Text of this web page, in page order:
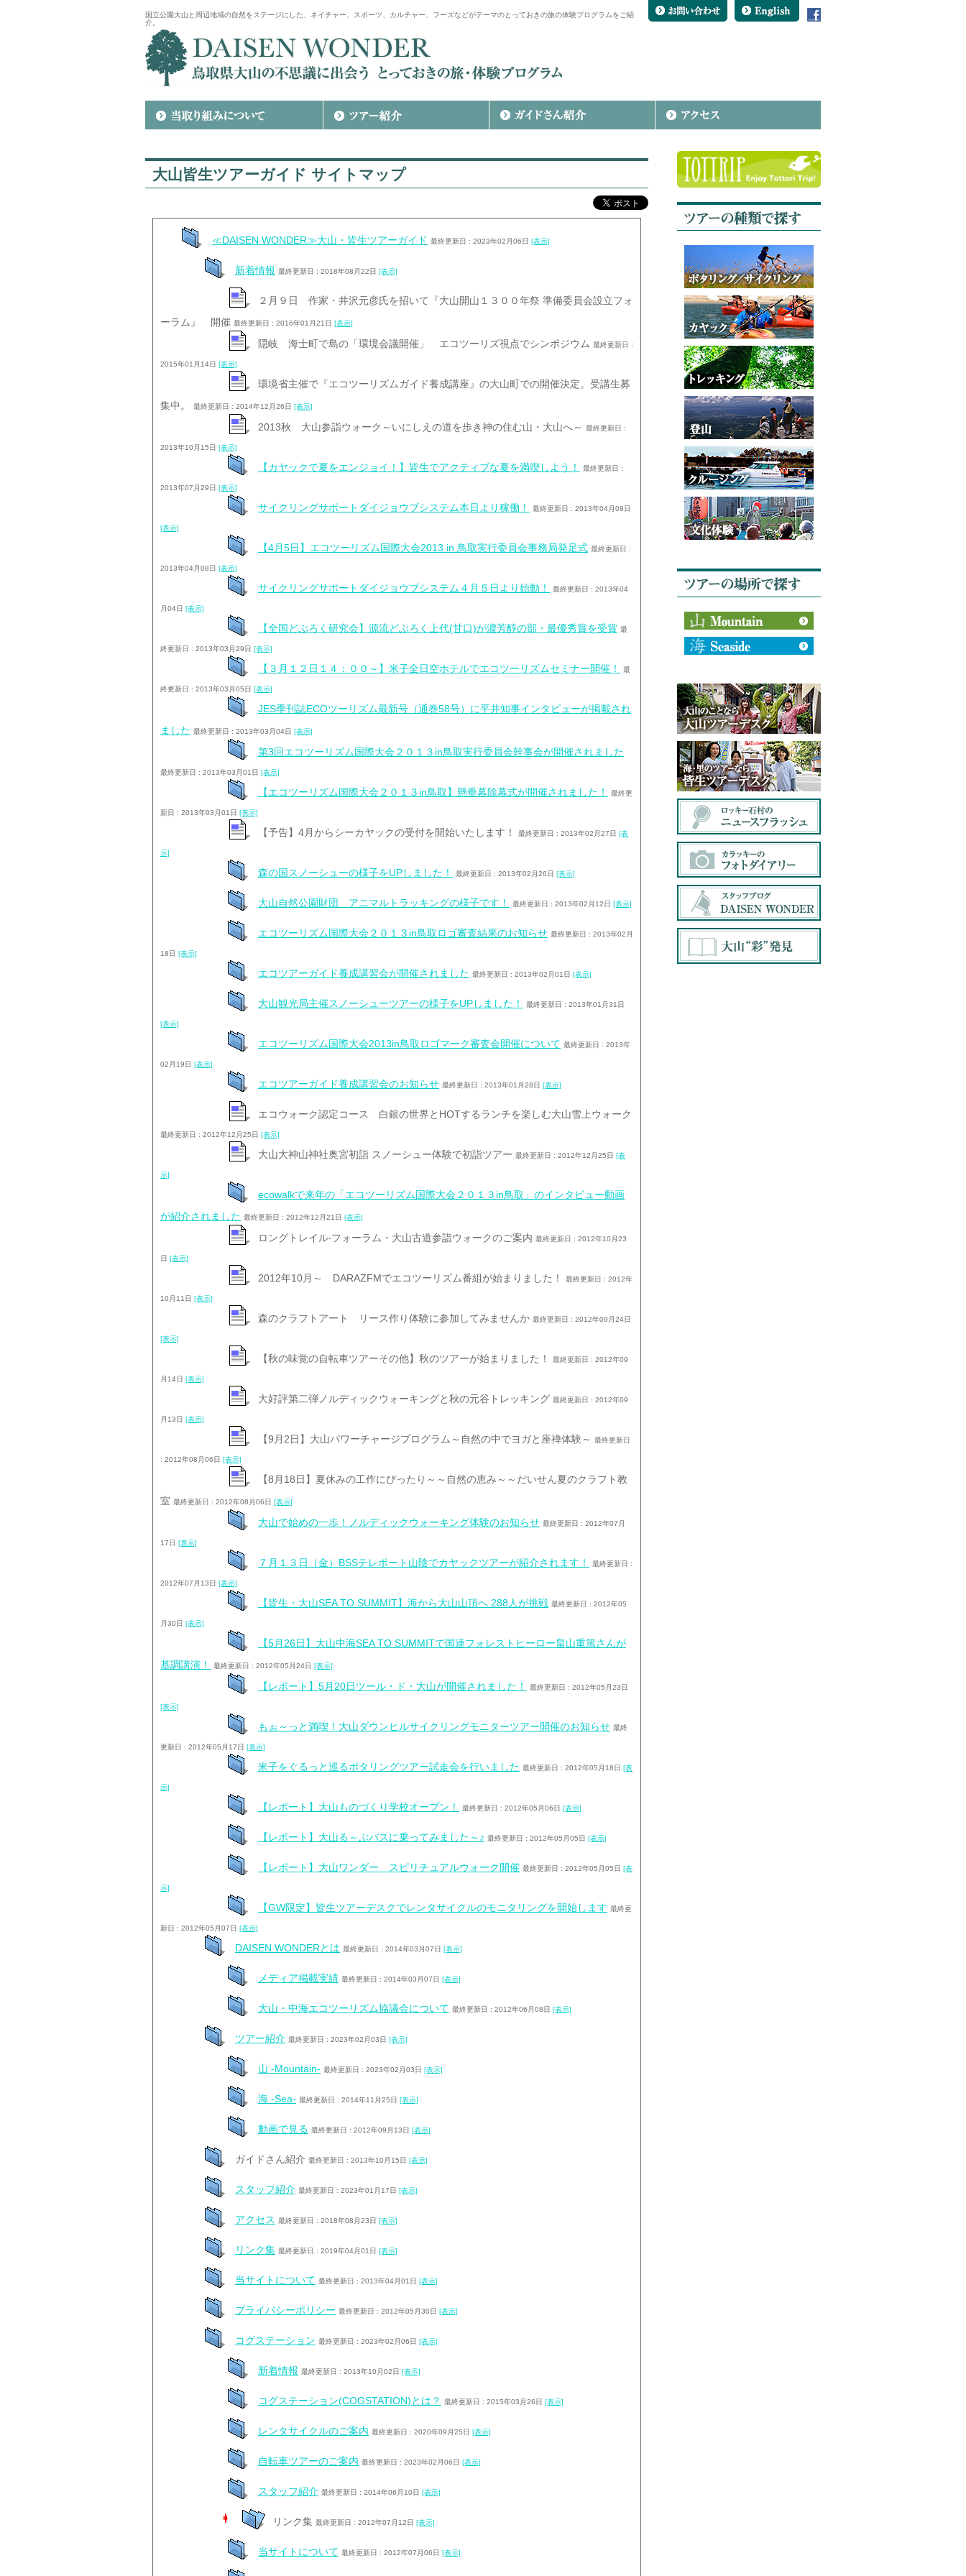
国立公園大山と周辺地域の自然をステージにした、ネイチャー、スポーツ、カルチャー、フーズなどがテーマのとっておきの旅の体験プログラムをご紹
介。
大山皆生ツアーガイド サイトマップ
≪DAISEN WONDER≫大山・皆生ツアーガイド 最終更新日 : 2023年02月06日 [表示]
新着情報 最終更新日 : 2018年08月22日 [表示]
２月９日 作家・井沢元彦氏を招いて『大山開山１３００年祭 準備委員会設立フォ
ーラム』 開催 最終更新日 : 2016年01月21日 [表示]
隠岐 海士町で島の「環境会議開催」 エコツーリズ視点でシンポジウム 最終更新日 :
2015年01月14日 [表示]
環境省主催で『エコツーリズムガイド養成講座』の大山町での開催決定。受講生募
集中。
最終更新日 : 2014年12月26日 [表示]
2013秋 大山参詣ウォーク～いにしえの道を歩き神の住む山・大山へ～ 最終更新日 :
2013年10月15日 [表示]
【カヤックで夏をエンジョイ！】皆生でアクティブな夏を満喫しよう！ 最終更新日 :
2013年07月29日 [表示]
サイクリングサポートダイジョウブシステム本日より稼働！ 最終更新日 : 2013年04月08日
[表示]
【4月5日】エコツーリズム国際大会2013 in 鳥取実行委員会事務局発足式 最終更新日 :
2013年04月08日 [表示]
サイクリングサポートダイジョウブシステム４月５日より始動！ 最終更新日 : 2013年04
月04日 [表示]
【全国どぶろく研究会】源流どぶろく上代(甘口)が濃芳醇の部・最優秀賞を受賞 最
終更新日 : 2013年03月29日 [表示]
【３月１２日１４：００～】米子全日空ホテルでエコツーリズムセミナー開催！ 最
終更新日 : 2013年03月05日 [表示]
JES季刊誌ECOツーリズム最新号（通巻58号）に平井知事インタビューが掲載され
ました 最終更新日 : 2013年03月04日 [表示]
第3回エコツーリズム国際大会２０１３in鳥取実行委員会幹事会が開催されました
最終更新日 : 2013年03月01日 [表示]
【エコツーリズム国際大会２０１３in鳥取】懸垂幕除幕式が開催されました！ 最終更
新日 : 2013年03月01日 [表示]
【予告】4月からシーカヤックの受付を開始いたします！ 最終更新日 : 2013年02月27日 [表
示]
森の国スノーシューの様子をUPしました！ 最終更新日 : 2013年02月26日 [表示]
大山自然公園財団 アニマルトラッキングの様子です！ 最終更新日 : 2013年02月12日 [表示]
エコツーリズム国際大会２０１３in鳥取ロゴ審査結果のお知らせ 最終更新日 : 2013年02月
18日 [表示]
エコツアーガイド養成講習会が開催されました 最終更新日 : 2013年02月01日 [表示]
大山観光局主催スノーシューツアーの様子をUPしました！ 最終更新日 : 2013年01月31日
[表示]
エコツーリズム国際大会2013in鳥取ロゴマーク審査会開催について 最終更新日 : 2013年
02月19日 [表示]
エコツアーガイド養成講習会のお知らせ 最終更新日 : 2013年01月28日 [表示]
エコウォーク認定コース 白銀の世界とHOTするランチを楽しむ大山雪上ウォーク
最終更新日 : 2012年12月25日 [表示]
大山大神山神社奥宮初詣 スノーシュー体験で初詣ツアー 最終更新日 : 2012年12月25日 [表
示]
ecowalkで来年の「エコツーリズム国際大会２０１３in鳥取」のインタビュー動画
が紹介されました 最終更新日 : 2012年12月21日 [表示]
ロングトレイル‧フォーラム・大山古道参詣ウォークのご案内 最終更新日 : 2012年10月23
日 [表示]
2012年10月～ DARAZFMでエコツーリズム番組が始まりました！ 最終更新日 : 2012年
10月11日 [表示]
森のクラフトアート リース作り体験に参加してみませんか 最終更新日 : 2012年09月24日
[表示]
【秋の味覚の自転車ツアーその他】秋のツアーが始まりました！ 最終更新日 : 2012年09
月14日 [表示]
大好評第二弾ノルディックウォーキングと秋の元谷トレッキング 最終更新日 : 2012年09
月13日 [表示]
【9月2日】大山パワーチャージプログラム～自然の中でヨガと座禅体験～ 最終更新日
: 2012年08月06日 [表示]
【8月18日】夏休みの工作にぴったり～～自然の恵み～～だいせん夏のクラフト教
室 最終更新日 : 2012年08月06日 [表示]
大山で始めの一歩！ノルディックウォーキング体験のお知らせ 最終更新日 : 2012年07月
17日 [表示]
７月１３日（金）BSSテレポート山陰でカヤックツアーが紹介されます！ 最終更新日 :
2012年07月13日 [表示]
【皆生・大山SEA TO SUMMIT】海から大山山頂へ 288人が挑戦 最終更新日 : 2012年05
月30日 [表示]
【5月26日】大山中海SEA TO SUMMITで国連フォレストヒーロー畠山重篤さんが
基調講演！
最終更新日 : 2012年05月24日 [表示]
【レポート】5月20日ツール・ド・大山が開催されました！ 最終更新日 : 2012年05月23日
[表示]
もぉ～っと満喫！大山ダウンヒルサイクリングモニターツアー開催のお知らせ 最終
更新日 : 2012年05月17日 [表示]
米子をぐるっと巡るポタリングツアー試走会を行いました 最終更新日 : 2012年05月18日 [表
示]
【レポート】大山ものづくり学校オープン！ 最終更新日 : 2012年05月06日 [表示]
【レポート】大山る～ぷバスに乗ってみました～♪ 最終更新日 : 2012年05月05日 [表示]
【レポート】大山ワンダー スピリチュアルウォーク開催 最終更新日 : 2012年05月05日 [表
示]
【GW限定】皆生ツアーデスクでレンタサイクルのモニタリングを開始します 最終更
新日 : 2012年05月07日 [表示]
DAISEN WONDERとは 最終更新日 : 2014年03月07日 [表示]
メディア掲載実績 最終更新日 : 2014年03月07日 [表示]
大山・中海エコツーリズム協議会について 最終更新日 : 2012年06月08日 [表示]
ツアー紹介 最終更新日 : 2023年02月03日 [表示]
山 -Mountain- 最終更新日 : 2023年02月03日 [表示]
海 -Sea- 最終更新日 : 2014年11月25日 [表示]
動画で見る 最終更新日 : 2012年09月13日 [表示]
ガイドさん紹介 最終更新日 : 2013年10月15日 [表示]
スタッフ紹介 最終更新日 : 2023年01月17日 [表示]
アクセス 最終更新日 : 2018年08月23日 [表示]
リンク集 最終更新日 : 2019年04月01日 [表示]
当サイトについて 最終更新日 : 2013年04月01日 [表示]
プライバシーポリシー 最終更新日 : 2012年05月30日 [表示]
コグステーション 最終更新日 : 2023年02月06日 [表示]
新着情報 最終更新日 : 2013年10月02日 [表示]
コグステーション(COGSTATION)とは？ 最終更新日 : 2015年03月26日 [表示]
レンタサイクルのご案内 最終更新日 : 2020年09月25日 [表示]
自転車ツアーのご案内 最終更新日 : 2023年02月06日 [表示]
スタッフ紹介 最終更新日 : 2014年06月10日 [表示]
リンク集 最終更新日 : 2012年07月12日 [表示]
当サイトについて 最終更新日 : 2012年07月06日 [表示]